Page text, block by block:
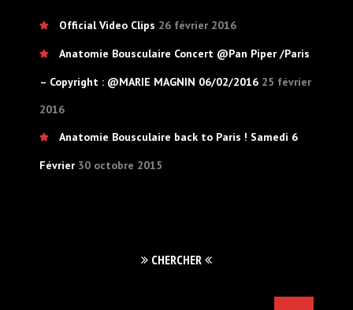
Official Video Clips 26 février 2016
Anatomie Bousculaire Concert @Pan Piper /Paris
– Copyright : @MARIE MAGNIN 06/02/2016 25 février
2016
Anatomie Bousculaire back to Paris ! Samedi 6
Février 30 octobre 2015
CHERCHER